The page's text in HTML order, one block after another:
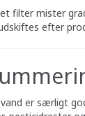
filter mister
efter
er særligt